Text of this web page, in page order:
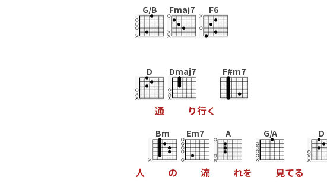
G/B Fmaj7 F6
D
通
Dmaj7
り行く
F#m7
人
Bm
の
Em7
流
A
れを
G/A
見てる
D